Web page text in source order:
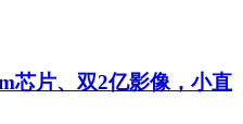
芯片、双2亿影像，小直